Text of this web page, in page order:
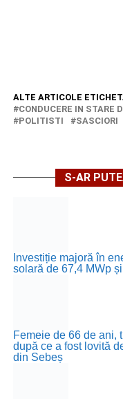
ALTE ARTICOLE
CONDUCERE IN STARE
POLITISTI
SASCIORI
S-AR
Investiție majoră în
solară de 67,4 MWp
Femeie de 66 de ani,
după ce a fost lovită
din Sebeș